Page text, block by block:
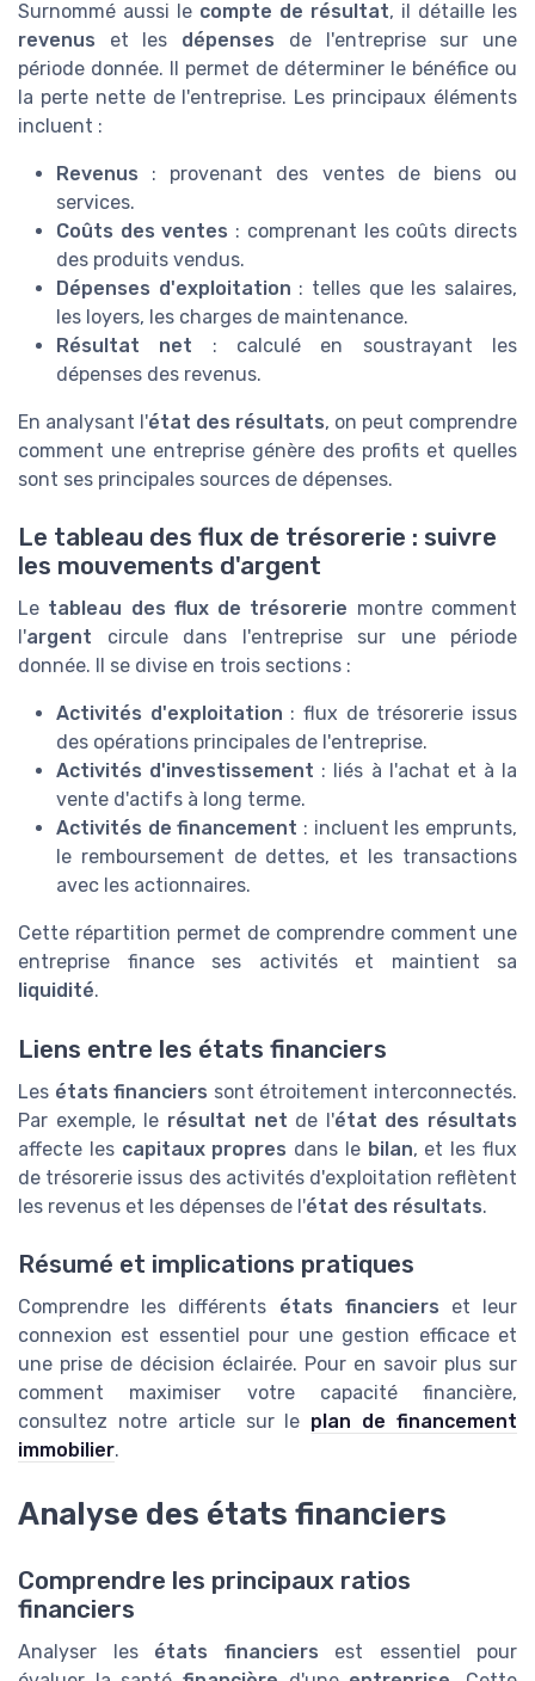
Surnommé aussi le compte de résultat, il détaille les
revenus et les dépenses de l'entreprise sur une
période donnée. Il permet de déterminer le bénéfice ou
la perte nette de l'entreprise. Les principaux éléments
incluent :
Revenus : provenant des ventes de biens ou
services.
Coûts des ventes : comprenant les coûts directs
des produits vendus.
Dépenses d'exploitation : telles que les salaires,
les loyers, les charges de maintenance.
Résultat net : calculé en soustrayant les
dépenses des revenus.
En analysant l'état des résultats, on peut comprendre
comment une entreprise génère des profits et quelles
sont ses principales sources de dépenses.
Le tableau des flux de trésorerie : suivre
les mouvements d'argent
Le tableau des flux de trésorerie montre comment
l'argent circule dans l'entreprise sur une période
donnée. Il se divise en trois sections :
Activités d'exploitation : flux de trésorerie issus
des opérations principales de l'entreprise.
Activités d'investissement : liés à l'achat et à la
vente d'actifs à long terme.
Activités de financement : incluent les emprunts,
le remboursement de dettes, et les transactions
avec les actionnaires.
Cette répartition permet de comprendre comment une
entreprise finance ses activités et maintient sa
liquidité.
Liens entre les états financiers
Les états financiers sont étroitement interconnectés.
Par exemple, le résultat net de l'état des résultats
affecte les capitaux propres dans le bilan, et les flux
de trésorerie issus des activités d'exploitation reflètent
les revenus et les dépenses de l'état des résultats.
Résumé et implications pratiques
Comprendre les différents états financiers et leur
connexion est essentiel pour une gestion efficace et
une prise de décision éclairée. Pour en savoir plus sur
comment maximiser votre capacité financière,
consultez notre article sur le plan de financement
immobilier.
Analyse des états financiers
Comprendre les principaux ratios
financiers
Analyser les états financiers est essentiel pour